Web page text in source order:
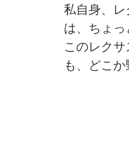
私自身、
は、ちょ
このレク
も、どこ